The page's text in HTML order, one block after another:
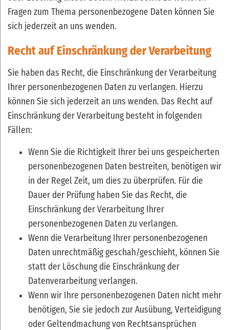
Fragen zum Thema personenbezogene Daten können Sie
sich jederzeit an uns wenden.
Recht auf Einschränkung der Verarbeitung
Sie haben das Recht, die Einschränkung der Verarbeitung
Ihrer personenbezogenen Daten zu verlangen. Hierzu
können Sie sich jederzeit an uns wenden. Das Recht auf
Einschränkung der Verarbeitung besteht in folgenden
Fällen:
Wenn Sie die Richtigkeit Ihrer bei uns gespeicherten
personenbezogenen Daten bestreiten, benötigen wir
in der Regel Zeit, um dies zu überprüfen. Für die
Dauer der Prüfung haben Sie das Recht, die
Einschränkung der Verarbeitung Ihrer
personenbezogenen Daten zu verlangen.
Wenn die Verarbeitung Ihrer personenbezogenen
Daten unrechtmäßig geschah/geschieht, können Sie
statt der Löschung die Einschränkung der
Datenverarbeitung verlangen.
Wenn wir Ihre personenbezogenen Daten nicht mehr
benötigen, Sie sie jedoch zur Ausübung, Verteidigung
oder Geltendmachung von Rechtsansprüchen